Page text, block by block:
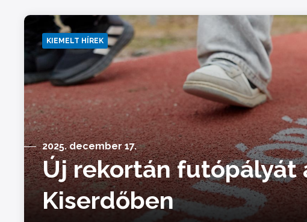
KIEMELT HÍREK
2025. december 17.
Új rekortán futópályát
Kiserdőben